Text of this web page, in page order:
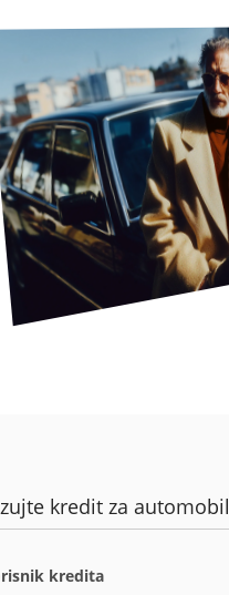
kredit za automobil
kredita